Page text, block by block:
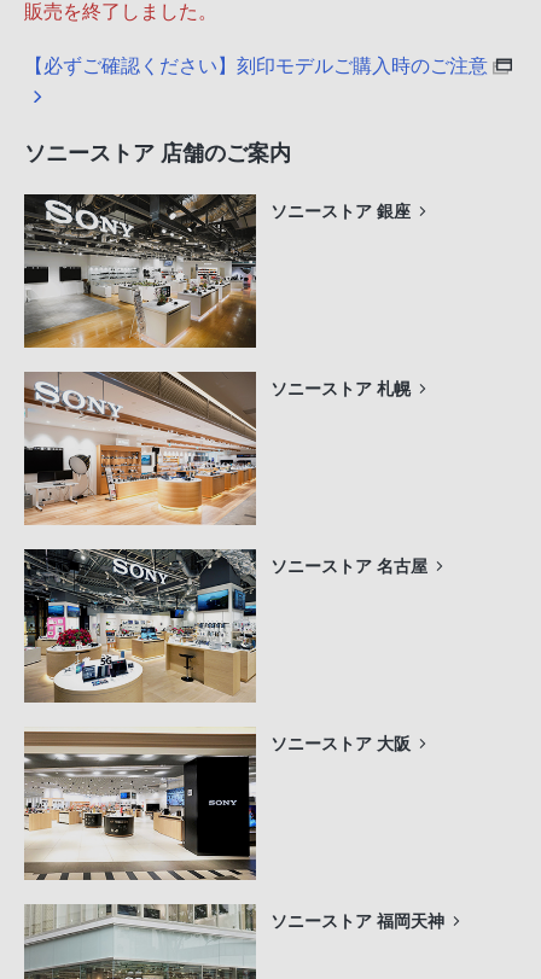
販売を終了しました。
【必ずご確認ください】刻印モデルご購入時のご注意
ソニーストア 店舗のご案内
ソニーストア 銀座
ソニーストア 札幌
ソニーストア 名古屋
ソニーストア 大阪
ソニーストア 福岡天神